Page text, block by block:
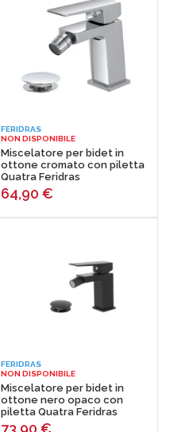
FERIDRAS
NON DISPONIBILE
Miscelatore per bidet in
ottone cromato con piletta
Quatra Feridras
64,90 €
FERIDRAS
NON DISPONIBILE
Miscelatore per bidet in
ottone nero opaco con
piletta Quatra Feridras
73,90 €